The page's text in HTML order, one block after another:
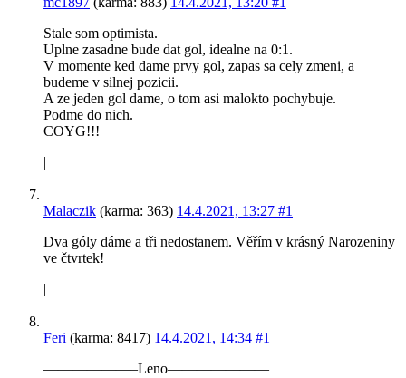
Stale som optimista.
Uplne zasadne bude dat gol, idealne na 0:1.
V momente ked dame prvy gol, zapas sa cely zmeni, a
budeme v silnej pozicii.
A ze jeden gol dame, o tom asi malokto pochybuje.
Podme do nich.
COYG!!!
|
Malaczik (karma: 363) 14.4.2021, 13:27 #1
Dva góly dáme a tři nedostanem. Věřím v krásný Narozeniny
ve čtvrtek!
|
Feri (karma: 8417) 14.4.2021, 14:34 #1
——————–Leno———————